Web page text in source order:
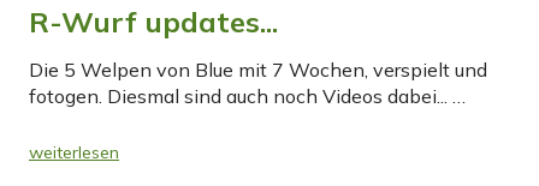
R-Wurf updates...
Die 5 Welpen von Blue mit 7 Wochen, verspielt und
fotogen. Diesmal sind auch noch Videos dabei... …
weiterlesen